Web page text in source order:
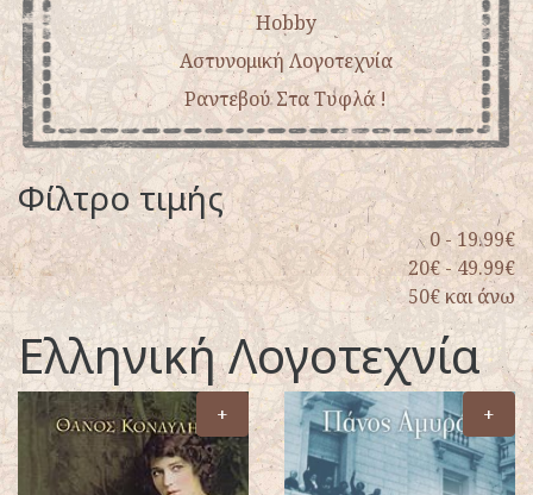
Hobby
Αστυνομική Λογοτεχνία
Ραντεβού Στα Τυφλά !
Φίλτρο τιμής
0 - 19.99€
20€ - 49.99€
50€ και άνω
Ελληνική Λογοτεχνία
+ +